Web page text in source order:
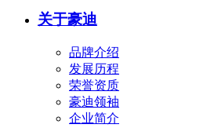
关于豪迪
品牌介绍
发展历程
荣誉资质
豪迪领袖
企业简介